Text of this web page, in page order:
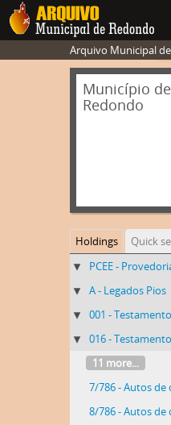
Arquivo Municipal
Município de
Redondo
Holdings
Quick
PCEE - Provedoria
A - Legados Pios
001 -
016 -
11 more...